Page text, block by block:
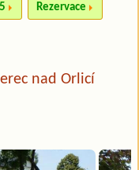
Rezervace
nad Orlicí